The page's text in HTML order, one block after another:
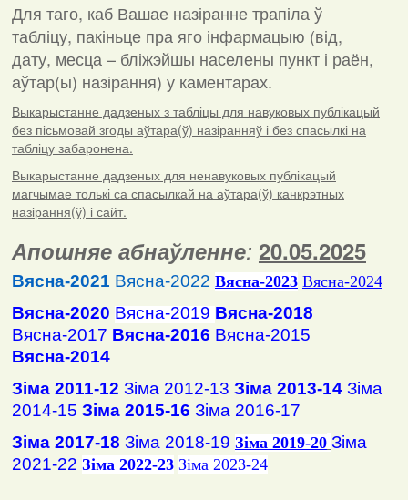
Для таго, каб Вашае назіранне трапіла ў
табліцу, пакіньце пра яго інфармацыю (від,
дату, месца – бліжэйшы населены пункт і раён,
аўтар(ы) назірання) у каментарах.
Выкарыстанне дадзеных з табліцы для навуковых публікацый
без пісьмовай згоды аўтара(ў) назіранняў і без спасылкі на
табліцу забаронена.
Выкарыстанне дадзеных для ненавуковых публікацый
магчымае толькі са спасылкай на аўтара(ў) канкрэтных
назірання(ў) і сайт.
Апошняе абнаўленне: 20.05.2025
Вясна-2021 Вясна-2022 Вясна-2023 Вясна-2024
Вясна-2020 Вясна-2019 Вясна-2018
Вясна-2017 Вясна-2016 Вясна-2015
Вясна-2014
Зіма 2011-12 Зіма 2012-13 Зіма 2013-14 Зіма
2014-15 Зіма 2015-16 Зіма 2016-17
Зіма 2017-18 Зіма 2018-19 Зіма 2019-20 Зіма
2021-22 Зіма 2022-23 Зіма 2023-24